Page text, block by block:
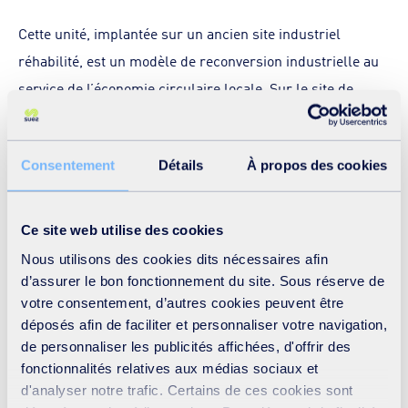
Consentement Détails À propos des cookies
Ce site web utilise des cookies
Nous utilisons des cookies dits nécessaires afin
d’assurer le bon fonctionnement du site. Sous réserve de
votre consentement, d’autres cookies peuvent être
déposés afin de faciliter et personnaliser votre navigation,
de personnaliser les publicités affichées, d'offrir des
fonctionnalités relatives aux médias sociaux et
d'analyser notre trafic. Certains de ces cookies sont
Cette unité, implantée sur un ancien site industriel
réhabilité, est un modèle de reconversion industrielle au
service de l’économie circulaire locale. Sur le site de
Trinergy les déchets industriels et commerciaux non
dangereux (DNDAE) sont triés, déferraillés et broyés pour
produire un CSR de haute qualité. Associés à des déchets
de bois non recyclables, ils constituent ainsi le
combustible acheminé vers la centrale BIOSYNERGY.
Un engagement fort pour la Normandie et
une avancée majeure pour l’économie
circulaire
BIOSYNERGY est un projet innovant, stratégique pour la
transition environnementale, et générateur d’activité